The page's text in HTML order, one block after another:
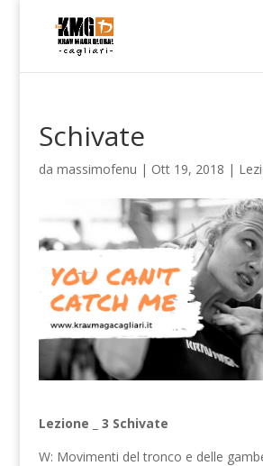
Schivate
da massimofenu | Ott 19, 2018 |
Lezione _ 3 Schivate
W: Movimenti del tronco e delle